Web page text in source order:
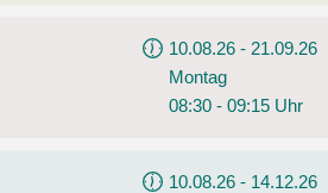
10.08.26 - 21.09.26
Montag
08:30 - 09:15 Uhr
10.08.26 - 14.12.26